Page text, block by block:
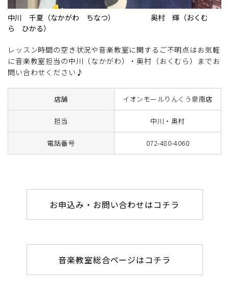
中川 千夏（なかがわ ちなつ） 奥村 輝（おくむ
ら ひかる）
レッスン時間の空き状況や音楽教室に関するご不明点はお気軽
に音楽教室担当の中川（なかがわ）・奥村（おくむら）までお
問い合わせください♪
店舗 イオンモールりんくう泉南店
担当 中川・奥村
電話番号 072-480-4060
お申込み・お問い合わせはコチラ
音楽教室総合ページはコチラ